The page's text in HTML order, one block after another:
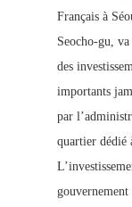
Français à
Seocho-gu,
des
importants
par
quartier dédié
g